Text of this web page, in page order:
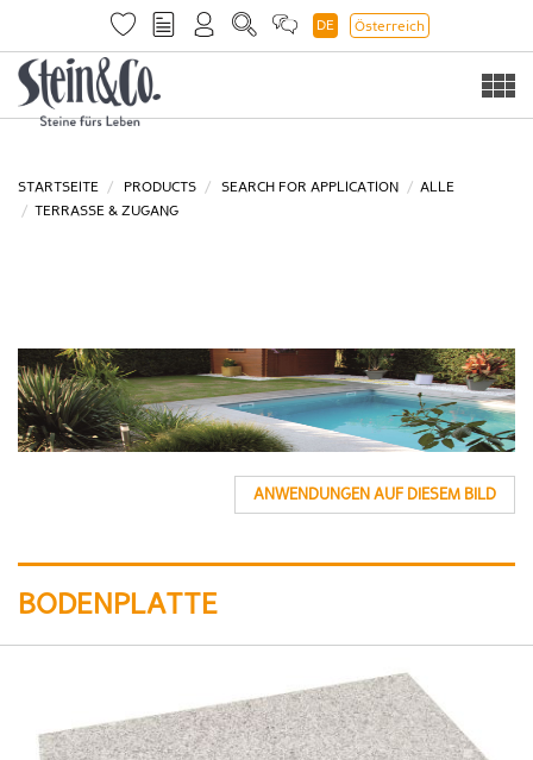
DE Österreich
STARTSEITE PRODUCTS SEARCH FOR APPLICATION
ALLE
TERRASSE & ZUGANG
ANWENDUNGEN AUF DIESEM BILD
BODENPLATTE